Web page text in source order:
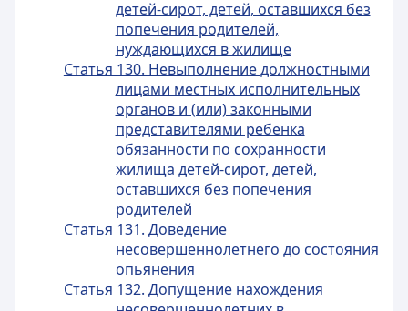
детей-сирот, детей, оставшихся без
попечения родителей,
нуждающихся в жилище
Статья 130. Невыполнение должностными
лицами местных исполнительных
органов и (или) законными
представителями ребенка
обязанности по сохранности
жилища детей-сирот, детей,
оставшихся без попечения
родителей
Статья 131. Доведение
несовершеннолетнего до состояния
опьянения
Статья 132. Допущение нахождения